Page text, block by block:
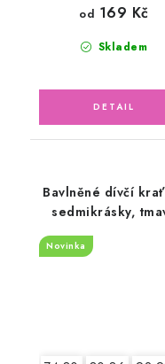
Skladem
od 169 Kč
Bavlněné dívčí
sedmikrásky,
Novinka